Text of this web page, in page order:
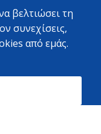
υλικών.
βελτιώσει τη
συνεχίσεις,
από εμάς.